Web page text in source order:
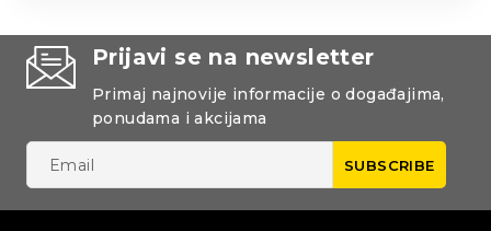
Prijavi se na newsletter
Primaj najnovije informacije o događajima,
ponudama i akcijama